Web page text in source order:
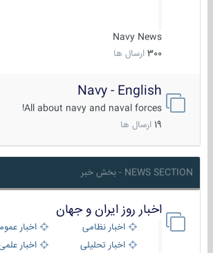
Navy News
300 ارسال ها
Navy - English
All about navy and naval forces!
ارسال ها
NEWS SECTION - بخش خبر
اخبار روز ایران و جهان
اخبار نظامی
اخبار عمومی
اخبار تحلیلی
اخبار علمی